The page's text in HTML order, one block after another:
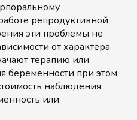
репродуктивной
эти проблемы не
от характера
терапию или
беременности при этом
наблюдения
или